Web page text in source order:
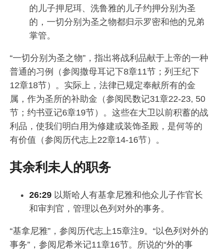
的儿子押尼珥、洗鲁雅的儿子约押分别为圣
的，一切分别为圣之物都归示罗密和他的兄弟
掌管。
“一切分别为圣之物”，指出将战利品献于上帝的一种
普通的习例（参阅撒母耳记下8章11节；列王纪下
12章18节）。实际上，法律已规定奉献所有的金
属，作为圣所的补助金（参阅民数记31章22-23, 50
节；约书亚记6章19节）。这些在大卫以前积蓄的战
利品，使我们明白用为修建或装饰圣殿，是何等的
有价值（参阅历代志上22章14-16节）。
其余利未人的职务
26:29 以斯哈人有基拿尼雅和他众儿子作官长
和审判官，管理以色列对外的事务。
“基拿尼雅”，参阅历代志上15章注9。“以色列对外的
事务”，参阅尼希米记11章16节。所说的“外的事